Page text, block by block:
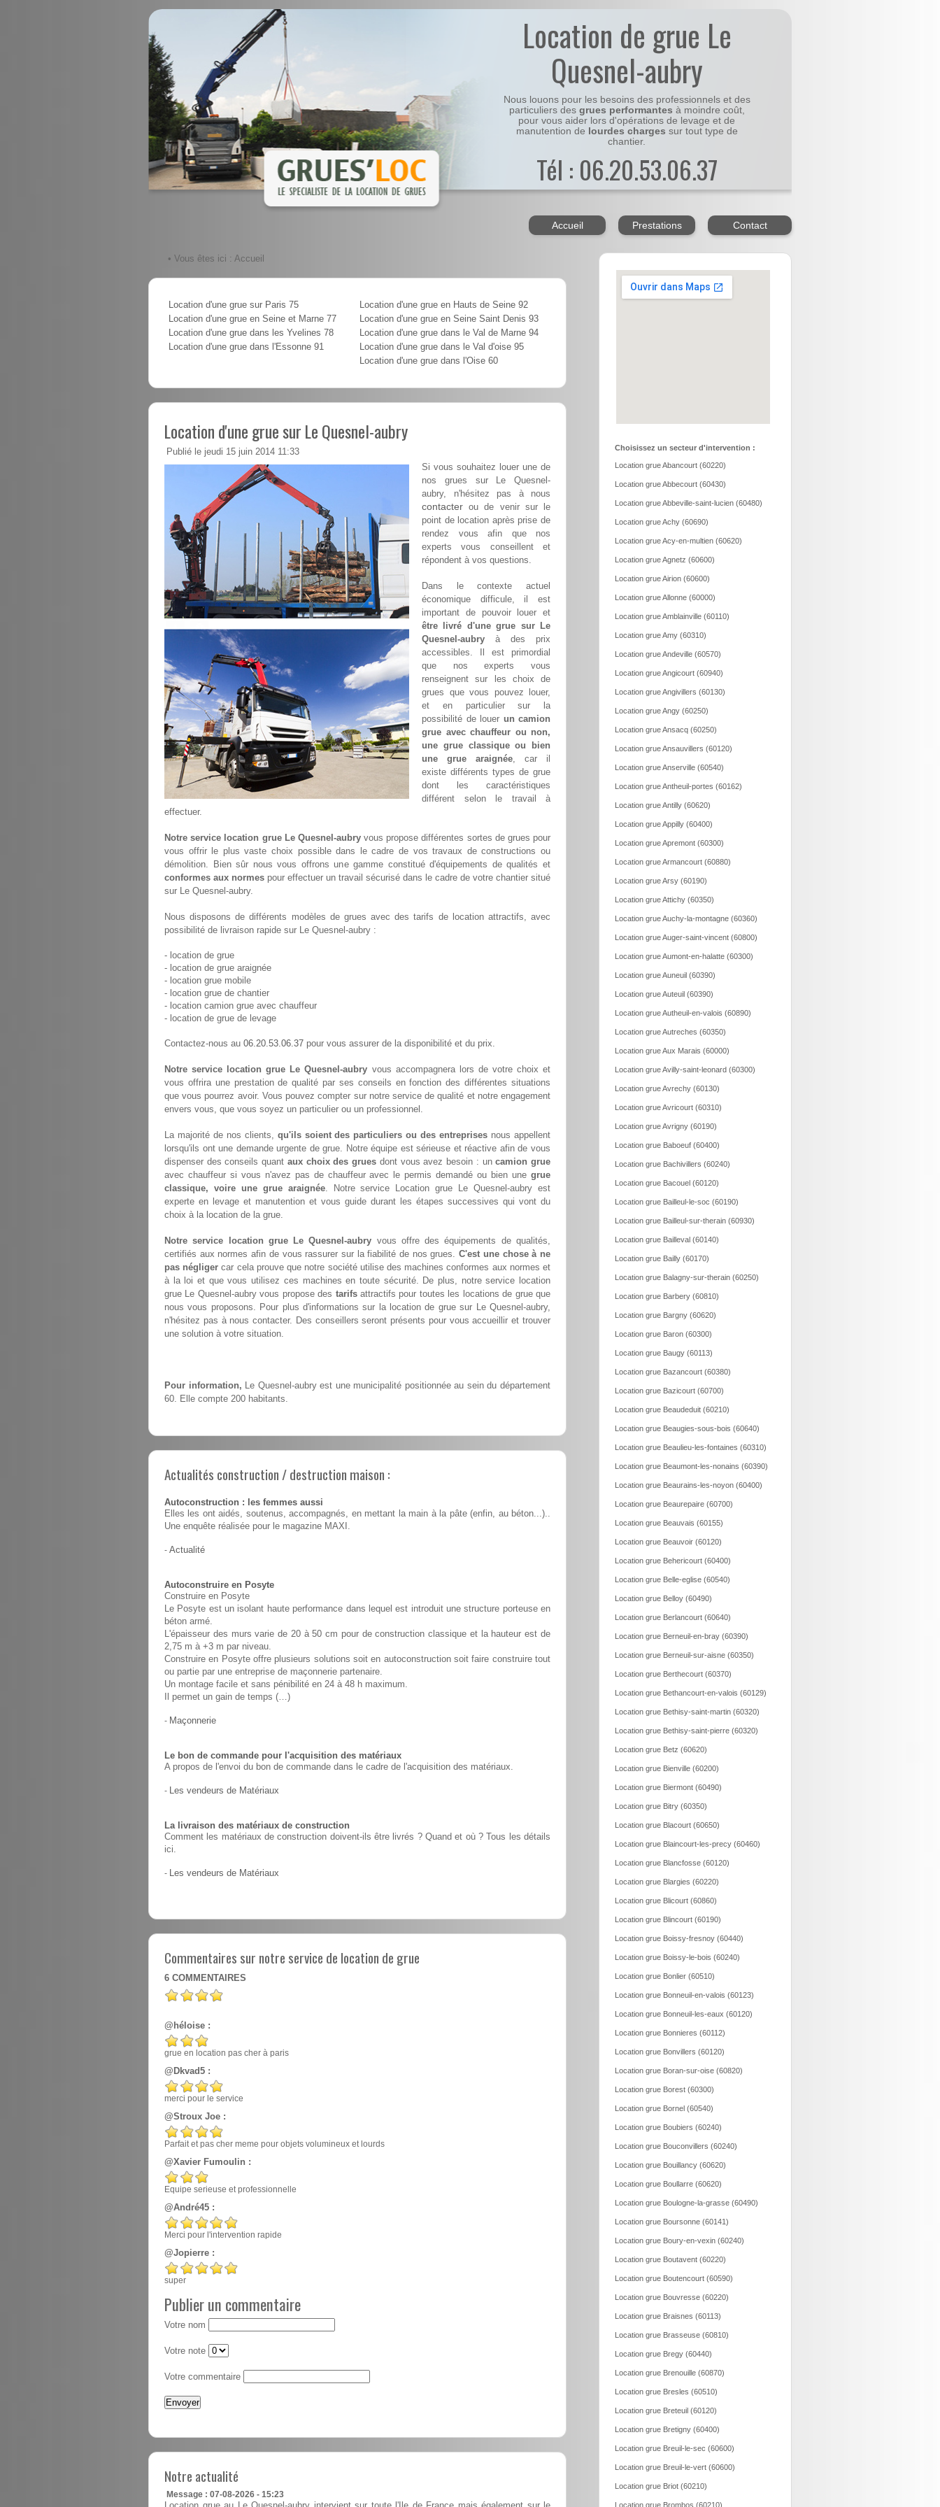
Location de grue Le
Quesnel-aubry
Nous louons pour les besoins des professionnels et des
particuliers des grues performantes à moindre coût,
pour vous aider lors d'opérations de levage et de
manutention de lourdes charges sur tout type de
chantier.
Tél : 06.20.53.06.37
Accueil Prestations Contact
• Vous êtes ici : Accueil
Location d'une grue sur Paris 75
Location d'une grue en Seine et Marne 77
Location d'une grue dans les Yvelines 78
Location d'une grue dans l'Essonne 91
Location d'une grue en Hauts de Seine 92
Location d'une grue en Seine Saint Denis 93
Location d'une grue dans le Val de Marne 94
Location d'une grue dans le Val d'oise 95
Location d'une grue dans l'Oise 60
Location d'une grue sur Le Quesnel-aubry
Publié le jeudi 15 juin 2014 11:33
Si vous souhaitez louer une de
nos grues sur Le Quesnel-
aubry, n'hésitez pas à nous
contacter ou de venir sur le
point de location après prise de
rendez vous afin que nos
experts vous conseillent et
répondent à vos questions.
Dans le contexte actuel
économique difficule, il est
important de pouvoir louer et
être livré d'une grue sur Le
Quesnel-aubry à des prix
accessibles. Il est primordial
que nos experts vous
renseignent sur les choix de
grues que vous pouvez louer,
et en particulier sur la
possibilité de louer un camion
grue avec chauffeur ou non,
une grue classique ou bien
une grue araignée, car il
existe différents types de grue
dont les caractéristiques
différent selon le travail à
effectuer.
Notre service location grue Le Quesnel-aubryvous propose différentes sortes de grues pour
vous offrir le plus vaste choix possible dans le cadre de vos travaux de constructions ou
démolition. Bien sûr nous vous offrons une gamme constitué d'équipements de qualités et
conformes aux normes pour effectuer un travail sécurisé dans le cadre de votre chantier situé
sur Le Quesnel-aubry.
Nous disposons de différents modèles de grues avec des tarifs de location attractifs, avec
possibilité de livraison rapide sur Le Quesnel-aubry :
- location de grue
- location de grue araignée
- location grue mobile
- location grue de chantier
- location camion grue avec chauffeur
- location de grue de levage
Contactez-nous au 06.20.53.06.37 pour vous assurer de la disponibilité et du prix.
Notre service location grue Le Quesnel-aubry vous accompagnera lors de votre choix et
vous offrira une prestation de qualité par ses conseils en fonction des différentes situations
que vous pourrez avoir. Vous pouvez compter sur notre service de qualité et notre engagement
envers vous, que vous soyez un particulier ou un professionnel.
La majorité de nos clients, qu'ils soient des particuliers ou des entreprises nous appellent
lorsqu'ils ont une demande urgente de grue. Notre équipe est sérieuse et réactive afin de vous
dispenser des conseils quant aux choix des grues dont vous avez besoin : uncamion grue
avec chauffeur si vous n'avez pas de chauffeur avec le permis demandé ou bien une grue
classique, voire une grue araignée. Notre service Location grue Le Quesnel-aubry est
experte en levage et manutention et vous guide durant les étapes successives qui vont du
choix à la location de la grue.
Notre service location grue Le Quesnel-aubry vous offre des équipements de qualités,
certifiés aux normes afin de vous rassurer sur la fiabilité de nos grues.C'est une chose à ne
pas négliger car cela prouve que notre société utilise des machines conformes aux normes et
à la loi et que vous utilisez ces machines en toute sécurité. De plus, notre service location
grue Le Quesnel-aubry vous propose des tarifsattractifs pour toutes les locations de grue que
nous vous proposons. Pour plus d'informations sur la location de grue sur Le Quesnel-aubry,
n'hésitez pas à nous contacter. Des conseillers seront présents pour vous accueillir et trouver
une solution à votre situation.
Pour information, Le Quesnel-aubry est une municipalité positionnée au sein du département
60. Elle compte 200 habitants.
Actualités construction / destruction maison :
Autoconstruction : les femmes aussi
Elles les ont aidés, soutenus, accompagnés, en mettant la main à la pâte (enfin, au béton...)..
Une enquête réalisée pour le magazine MAXI.
- Actualité
Autoconstruire en Posyte
Construire en Posyte
Le Posyte est un isolant haute performance dans lequel est introduit une structure porteuse en
béton armé.
L'épaisseur des murs varie de 20 à 50 cm pour de construction classique et la hauteur est de
2,75 m à +3 m par niveau.
Construire en Posyte offre plusieurs solutions soit en autoconstruction soit faire construire tout
ou partie par une entreprise de maçonnerie partenaire.
Un montage facile et sans pénibilité en 24 à 48 h maximum.
Il permet un gain de temps (…)
- Maçonnerie
Le bon de commande pour l'acquisition des matériaux
A propos de l'envoi du bon de commande dans le cadre de l'acquisition des matériaux.
- Les vendeurs de Matériaux
La livraison des matériaux de construction
Comment les matériaux de construction doivent-ils être livrés ? Quand et où ? Tous les détails
ici.
- Les vendeurs de Matériaux
Commentaires sur notre service de location de grue
6 COMMENTAIRES
@héloise :
grue en location pas cher à paris
@Dkvad5 :
merci pour le service
@Stroux Joe :
Parfait et pas cher meme pour objets volumineux et lourds
@Xavier Fumoulin :
Equipe serieuse et professionnelle
@André45 :
Merci pour l'intervention rapide
@Jopierre :
super
Publier un commentaire
Votre nom
Votre note
Votre commentaire
Notre actualité
Message : 07-08-2026 - 15:23
Choisissez un secteur d'intervention :
Location grue Abancourt (60220)
Location grue Abbecourt (60430)
Location grue Abbeville-saint-lucien (60480)
Location grue Achy (60690)
Location grue Acy-en-multien (60620)
Location grue Agnetz (60600)
Location grue Airion (60600)
Location grue Allonne (60000)
Location grue Amblainville (60110)
Location grue Amy (60310)
Location grue Andeville (60570)
Location grue Angicourt (60940)
Location grue Angivillers (60130)
Location grue Angy (60250)
Location grue Ansacq (60250)
Location grue Ansauvillers (60120)
Location grue Anserville (60540)
Location grue Antheuil-portes (60162)
Location grue Antilly (60620)
Location grue Appilly (60400)
Location grue Apremont (60300)
Location grue Armancourt (60880)
Location grue Arsy (60190)
Location grue Attichy (60350)
Location grue Auchy-la-montagne (60360)
Location grue Auger-saint-vincent (60800)
Location grue Aumont-en-halatte (60300)
Location grue Auneuil (60390)
Location grue Auteuil (60390)
Location grue Autheuil-en-valois (60890)
Location grue Autreches (60350)
Location grue Aux Marais (60000)
Location grue Avilly-saint-leonard (60300)
Location grue Avrechy (60130)
Location grue Avricourt (60310)
Location grue Avrigny (60190)
Location grue Baboeuf (60400)
Location grue Bachivillers (60240)
Location grue Bacouel (60120)
Location grue Bailleul-le-soc (60190)
Location grue Bailleul-sur-therain (60930)
Location grue Bailleval (60140)
Location grue Bailly (60170)
Location grue Balagny-sur-therain (60250)
Location grue Barbery (60810)
Location grue Bargny (60620)
Location grue Baron (60300)
Location grue Baugy (60113)
Location grue Bazancourt (60380)
Location grue Bazicourt (60700)
Location grue Beaudeduit (60210)
Location grue Beaugies-sous-bois (60640)
Location grue Beaulieu-les-fontaines (60310)
Location grue Beaumont-les-nonains (60390)
Location grue Beaurains-les-noyon (60400)
Location grue Beaurepaire (60700)
Location grue Beauvais (60155)
Location grue Beauvoir (60120)
Location grue Behericourt (60400)
Location grue Belle-eglise (60540)
Location grue Belloy (60490)
Location grue Berlancourt (60640)
Location grue Berneuil-en-bray (60390)
Location grue Berneuil-sur-aisne (60350)
Location grue Berthecourt (60370)
Location grue Bethancourt-en-valois (60129)
Location grue Bethisy-saint-martin (60320)
Location grue Bethisy-saint-pierre (60320)
Location grue Betz (60620)
Location grue Bienville (60200)
Location grue Biermont (60490)
Location grue Bitry (60350)
Location grue Blacourt (60650)
Location grue Blaincourt-les-precy (60460)
Location grue Blancfosse (60120)
Location grue Blargies (60220)
Location grue Blicourt (60860)
Location grue Blincourt (60190)
Location grue Boissy-fresnoy (60440)
Location grue Boissy-le-bois (60240)
Location grue Bonlier (60510)
Location grue Bonneuil-en-valois (60123)
Location grue Bonneuil-les-eaux (60120)
Location grue Bonnieres (60112)
Location grue Bonvillers (60120)
Location grue Boran-sur-oise (60820)
Location grue Borest (60300)
Location grue Bornel (60540)
Location grue Boubiers (60240)
Location grue Bouconvillers (60240)
Location grue Bouillancy (60620)
Location grue Boullarre (60620)
Location grue Boulogne-la-grasse (60490)
Location grue Boursonne (60141)
Location grue Boury-en-vexin (60240)
Location grue Boutavent (60220)
Location grue Boutencourt (60590)
Location grue Bouvresse (60220)
Location grue Braisnes (60113)
Location grue Brasseuse (60810)
Location grue Bregy (60440)
Location grue Brenouille (60870)
Location grue Bresles (60510)
Location grue Breteuil (60120)
Location grue Bretigny (60400)
Location grue Breuil-le-sec (60600)
Location grue Breuil-le-vert (60600)
Location grue Briot (60210)
Location grue Brombos (60210)